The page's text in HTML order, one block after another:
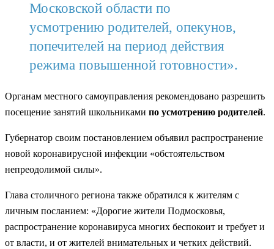
Московской области по
усмотрению родителей, опекунов,
попечителей на период действия
режима повышенной готовности».
Органам местного самоуправления рекомендовано разрешить
посещение занятий школьниками по усмотрению родителей.
Губернатор своим постановлением объявил распространение
новой коронавирусной инфекции «обстоятельством
непреодолимой силы».
Глава столичного региона также обратился к жителям с
личным посланием: «Дорогие жители Подмосковья,
распространение коронавируса многих беспокоит и требует и
от власти, и от жителей внимательных и четких действий.